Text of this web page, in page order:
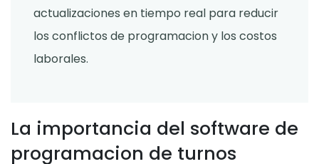
actualizaciones en tiempo real para reducir
los conflictos de programacion y los costos
laborales.
La importancia del software de
programacion de turnos